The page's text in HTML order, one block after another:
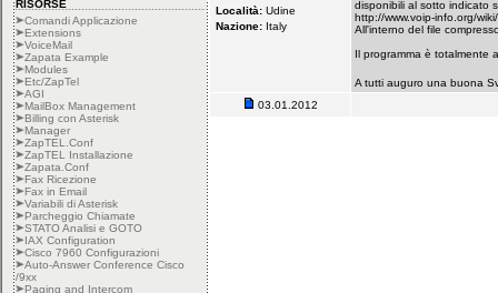
RISORSE
Comandi Applicazione
Extensions
VoiceMail
Zapata Example
Modules
Etc/ZapTel
AGI
MailBox Management
Billing con Asterisk
Manager
ZapTEL.Conf
ZapTEL Installazione
Zapata.Conf
Fax Ricezione
Fax in Email
Variabili di Asterisk
Parcheggio Chiamate
STATO Analisi e GOTO
IAX Configuration
Cisco 7960 Configurazioni
Auto-Answer Conference Cisco
/9xx
Paging and Intercom
Località: Udine
Nazione: Italy
disponibili al sotto indicato
http://www.voip-info.org/
All'interno del file
Il programma è totalmente
A tutti auguro una buona
03.01.2012